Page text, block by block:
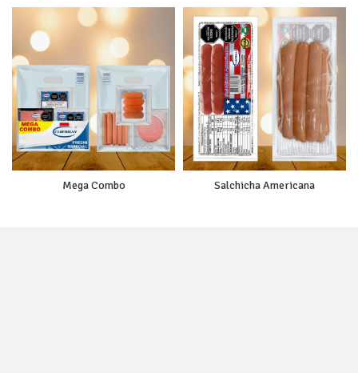
Mega Combo Salchicha Americana